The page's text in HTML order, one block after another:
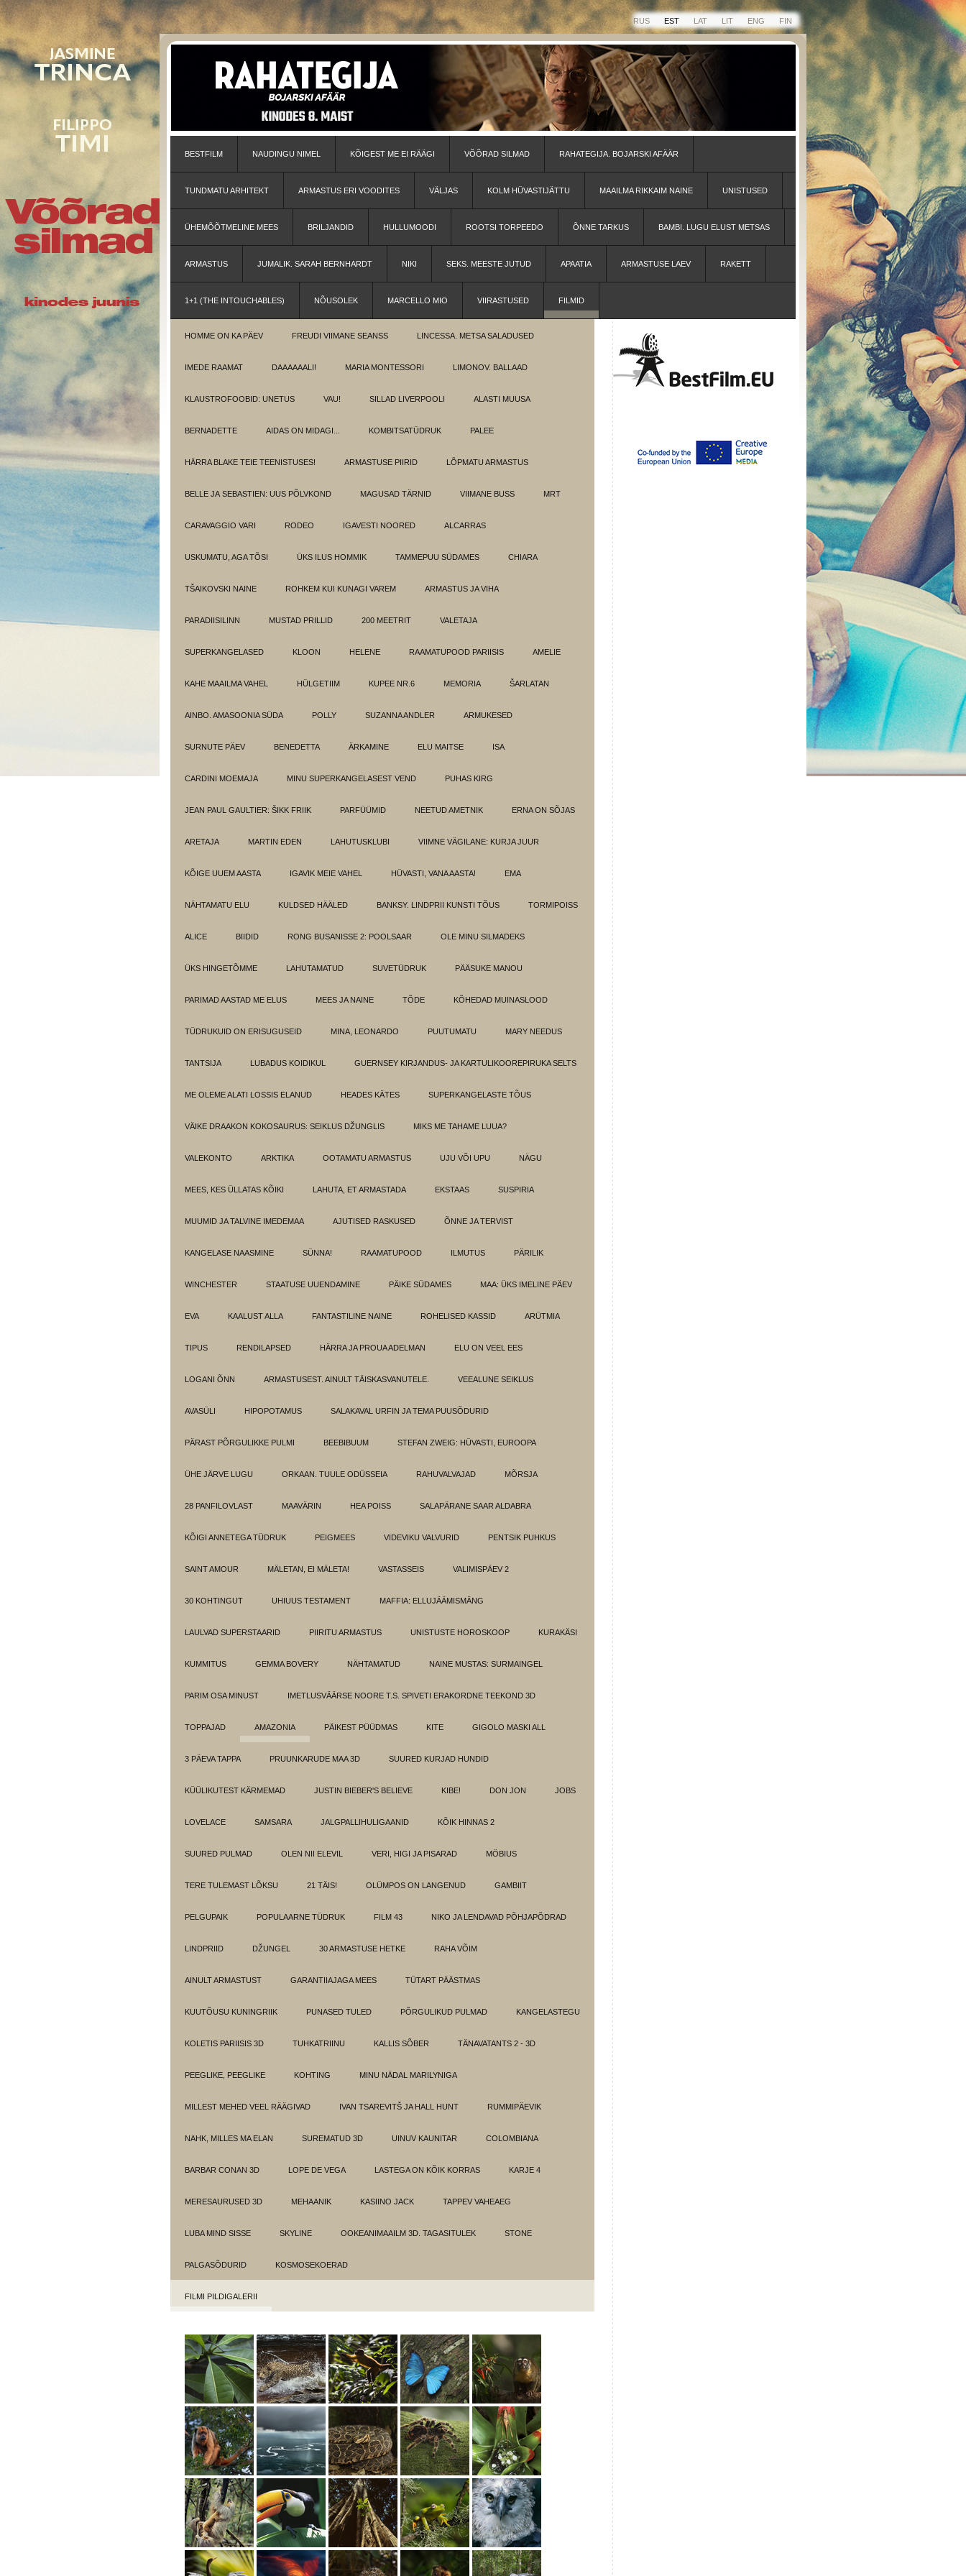
RUS EST LAT LIT ENG FIN
BESTFILM NAUDINGU NIMEL KÕIGEST ME EI RÄÄGI VÕÕRAD SILMAD RAHATEGIJA. BOJARSKI AFÄÄR
TUNDMATU ARHITEKT ARMASTUS ERI VOODITES VÄLJAS KOLM HÜVASTIJÄTTU MAAILMA RIKKAIM NAINE UNISTUSED
ÜHEMÕÕTMELINE MEES BRILJANDID HULLUMOODI ROOTSI TORPEEDO ÕNNE TARKUS BAMBI. LUGU ELUST METSAS
ARMASTUS JUMALIK. SARAH BERNHARDT NIKI SEKS. MEESTE JUTUD APAATIA ARMASTUSE LAEV RAKETT
1+1 (THE INTOUCHABLES) NÕUSOLEK MARCELLO MIO VIIRASTUSED FILMID
HOMME ON KA PÄEV FREUDI VIIMANE SEANSS LINCESSA. METSA SALADUSED
IMEDE RAAMAT DAAAAAALI! MARIA MONTESSORI LIMONOV. BALLAAD
KLAUSTROFOOBID: UNETUS VAU! SILLAD LIVERPOOLI ALASTI MUUSA
BERNADETTE AIDAS ON MIDAGI... KOMBITSATÜDRUK PALEE
HÄRRA BLAKE TEIE TEENISTUSES! ARMASTUSE PIIRID LÕPMATU ARMASTUS
BELLE JA SEBASTIEN: UUS PÕLVKOND MAGUSAD TÄRNID VIIMANE BUSS MRT
CARAVAGGIO VARI RODEO IGAVESTI NOORED ALCARRAS
USKUMATU, AGA TÕSI ÜKS ILUS HOMMIK TAMMEPUU SÜDAMES CHIARA
TŠAIKOVSKI NAINE ROHKEM KUI KUNAGI VAREM ARMASTUS JA VIHA
PARADIISILINN MUSTAD PRILLID 200 MEETRIT VALETAJA
SUPERKANGELASED KLOON HELENE RAAMATUPOOD PARIISIS AMELIE
KAHE MAAILMA VAHEL HÜLGETIIM KUPEE NR.6 MEMORIA ŠARLATAN
AINBO. AMASOONIA SÜDA POLLY SUZANNA ANDLER ARMUKESED
SURNUTE PÄEV BENEDETTA ÄRKAMINE ELU MAITSE ISA
CARDINI MOEMAJA MINU SUPERKANGELASEST VEND PUHAS KIRG
JEAN PAUL GAULTIER: ŠIKK FRIIK PARFÜÜMID NEETUD AMETNIK ERNA ON SÕJAS
ARETAJA MARTIN EDEN LAHUTUSKLUBI VIIMNE VÄGILANE: KURJA JUUR
KÕIGE UUEM AASTA IGAVIK MEIE VAHEL HÜVASTI, VANA AASTA! EMA
NÄHTAMATU ELU KULDSED HÄÄLED BANKSY. LINDPRII KUNSTI TÕUS TORMIPOISS
ALICE BIIDID RONG BUSANISSE 2: POOLSAAR OLE MINU SILMADEKS
ÜKS HINGETÕMME LAHUTAMATUD SUVETÜDRUK PÄÄSUKE MANOU
PARIMAD AASTAD ME ELUS MEES JA NAINE TÕDE KÕHEDAD MUINASLOOD
TÜDRUKUID ON ERISUGUSEID MINA, LEONARDO PUUTUMATU MARY NEEDUS
TANTSIJA LUBADUS KOIDIKUL GUERNSEY KIRJANDUS- JA KARTULIKOOREPIRUKA SELTS
ME OLEME ALATI LOSSIS ELANUD HEADES KÄTES SUPERKANGELASTE TÕUS
VÄIKE DRAAKON KOKOSAURUS: SEIKLUS DŽUNGLIS MIKS ME TAHAME LUUA?
VALEKONTO ARKTIKA OOTAMATU ARMASTUS UJU VÕI UPU NÄGU
MEES, KES ÜLLATAS KÕIKI LAHUTA, ET ARMASTADA EKSTAAS SUSPIRIA
MUUMID JA TALVINE IMEDEMAA AJUTISED RASKUSED ÕNNE JA TERVIST
KANGELASE NAASMINE SÜNNA! RAAMATUPOOD ILMUTUS PÄRILIK
WINCHESTER STAATUSE UUENDAMINE PÄIKE SÜDAMES MAA: ÜKS IMELINE PÄEV
EVA KAALUST ALLA FANTASTILINE NAINE ROHELISED KASSID ARÜTMIA
TIPUS RENDILAPSED HÄRRA JA PROUA ADELMAN ELU ON VEEL EES
LOGANI ÕNN ARMASTUSEST. AINULT TÄISKASVANUTELE. VEEALUNE SEIKLUS
AVASÜLI HIPOPOTAMUS SALAKAVAL URFIN JA TEMA PUUSÕDURID
PÄRAST PÕRGULIKKE PULMI BEEBIBUUM STEFAN ZWEIG: HÜVASTI, EUROOPA
ÜHE JÄRVE LUGU ORKAAN. TUULE ODÜSSEIA RAHUVALVAJAD MÕRSJA
28 PANFILOVLAST MAAVÄRIN HEA POISS SALAPÄRANE SAAR ALDABRA
KÕIGI ANNETEGA TÜDRUK PEIGMEES VIDEVIKU VALVURID PENTSIK PUHKUS
SAINT AMOUR MÄLETAN, EI MÄLETA! VASTASSEIS VALIMISPÄEV 2
30 KOHTINGUT UHIUUS TESTAMENT MAFFIA: ELLUJÄÄMISMÄNG
LAULVAD SUPERSTAARID PIIRITU ARMASTUS UNISTUSTE HOROSKOOP KURAKÄSI
KUMMITUS GEMMA BOVERY NÄHTAMATUD NAINE MUSTAS: SURMAINGEL
PARIM OSA MINUST IMETLUSVÄÄRSE NOORE T.S. SPIVETI ERAKORDNE TEEKOND 3D
TOPPAJAD AMAZONIA PÄIKEST PÜÜDMAS KITE GIGOLO MASKI ALL
3 PÄEVA TAPPA PRUUNKARUDE MAA 3D SUURED KURJAD HUNDID
KÜÜLIKUTEST KÄRMEMAD JUSTIN BIEBER'S BELIEVE KIBE! DON JON JOBS
LOVELACE SAMSARA JALGPALLIHULIGAANID KÕIK HINNAS 2
SUURED PULMAD OLEN NII ELEVIL VERI, HIGI JA PISARAD MÖBIUS
TERE TULEMAST LÕKSU 21 TÄIS! OLÜMPOS ON LANGENUD GAMBIIT
PELGUPAIK POPULAARNE TÜDRUK FILM 43 NIKO JA LENDAVAD PÕHJAPÕDRAD
LINDPRIID DŽUNGEL 30 ARMASTUSE HETKE RAHA VÕIM
AINULT ARMASTUST GARANTIIAJAGA MEES TÜTART PÄÄSTMAS
KUUTÕUSU KUNINGRIIK PUNASED TULED PÕRGULIKUD PULMAD KANGELASTEGU
KOLETIS PARIISIS 3D TUHKATRIINU KALLIS SÕBER TÄNAVATANTS 2 - 3D
PEEGLIKE, PEEGLIKE KOHTING MINU NÄDAL MARILYNIGA
MILLEST MEHED VEEL RÄÄGIVAD IVAN TSAREVITŠ JA HALL HUNT RUMMIPÄEVIK
NAHK, MILLES MA ELAN SUREMATUD 3D UINUV KAUNITAR COLOMBIANA
BARBAR CONAN 3D LOPE DE VEGA LASTEGA ON KÕIK KORRAS KARJE 4
MERESAURUSED 3D MEHAANIK KASIINO JACK TAPPEV VAHEAEG
LUBA MIND SISSE SKYLINE OOKEANIMAAILM 3D. TAGASITULEK STONE
PALGASÕDURID KOSMOSEKOERAD
FILMI PILDIGALERII